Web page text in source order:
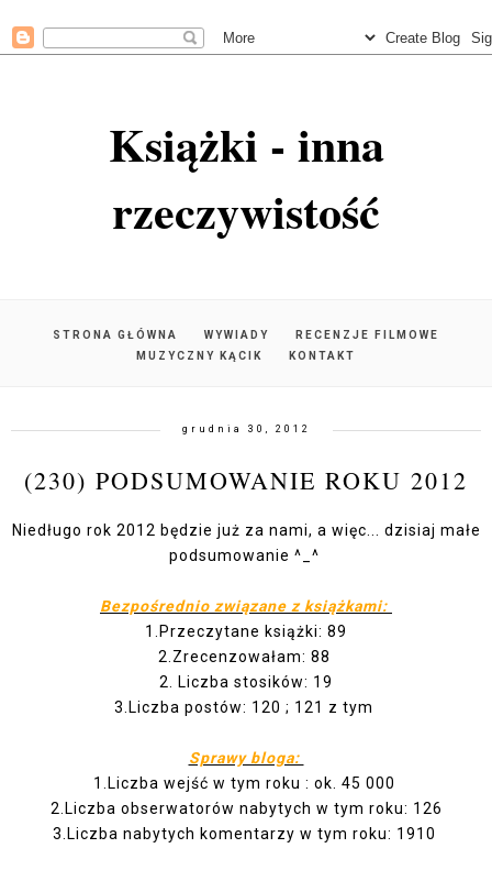
Książki - inna
rzeczywistość
STRONA GŁÓWNA WYWIADY
RECENZJE FILMOWE
MUZYCZNY KĄCIK
KONTAKT
grudnia 30, 2012
(230) PODSUMOWANIE ROKU 2012
Niedługo rok 2012 będzie już za nami, a więc... dzisiaj małe
podsumowanie ^_^
Bezpośrednio związane z książkami:
1.Przeczytane książki: 89
2.Zrecenzowałam: 88
2. Liczba stosików: 19
3.Liczba postów: 120 ; 121 z tym
Sprawy bloga:
1.Liczba wejść w tym roku : ok. 45 000
2.Liczba obserwatorów nabytych w tym roku: 126
3.Liczba nabytych komentarzy w tym roku: 1910